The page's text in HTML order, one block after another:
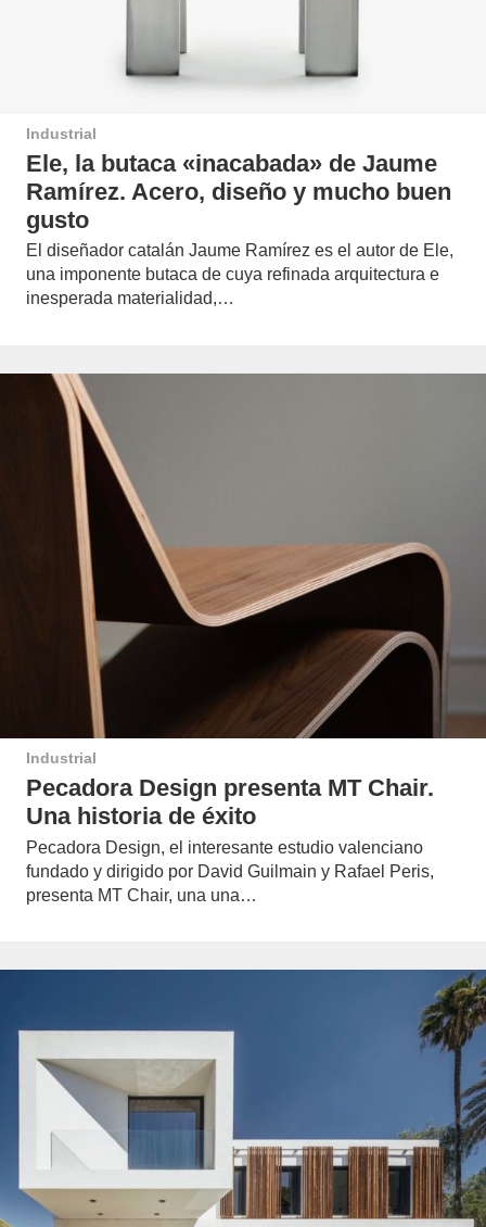
Industrial
Ele, la butaca «inacabada» de Jaume
Ramírez. Acero, diseño y mucho buen
gusto
El diseñador catalán Jaume Ramírez es el autor de Ele,
una imponente butaca de cuya refinada arquitectura e
inesperada materialidad,…
Industrial
Pecadora Design presenta MT Chair.
Una historia de éxito
Pecadora Design, el interesante estudio valenciano
fundado y dirigido por David Guilmain y Rafael Peris,
presenta MT Chair, una una…